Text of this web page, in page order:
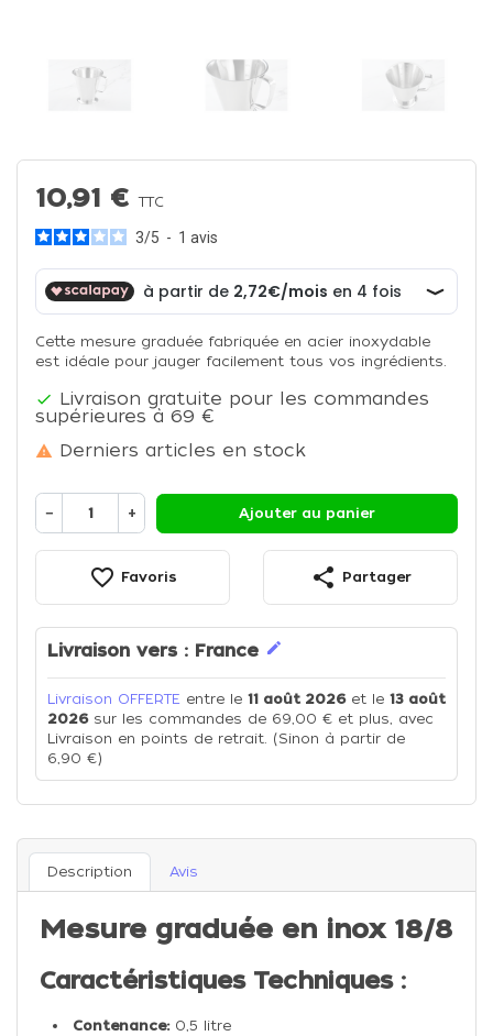
10,91 €TTC
3/5 - 1 avis
Cette mesure graduée fabriquée en acier inoxydable
est idéale pour jauger facilement tous vos ingrédients.
 Livraison gratuite pour les commandes
supérieures à 69 €
 Derniers articles en stock
− + Ajouter au panier
favorite_border Favoris share Partager
Livraison vers : France edit
Livraison OFFERTE entre le 11 août 2026et le 13 août
2026sur les commandes de 69,00 € et plus, avec
Livraison en points de retrait. (Sinon à partir de
6,90 €)
Description Avis
Mesure graduée en inox 18/8
Caractéristiques Techniques :
Contenance:0,5 litre